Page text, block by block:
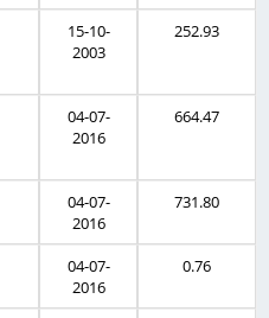
15-10-
2003
252.93
04-07-
2016
664.47
04-07-
2016
731.80
04-07-
2016
0.76